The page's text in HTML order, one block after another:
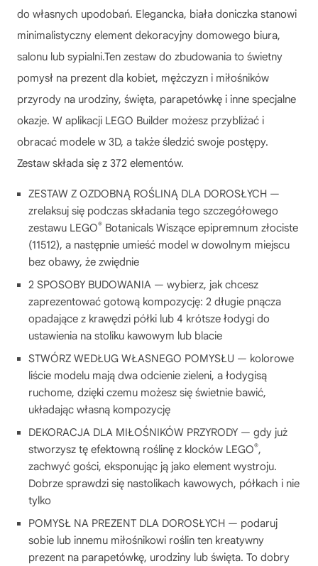
do własnych upodobań. Elegancka, biała doniczka stanowi
minimalistyczny element dekoracyjny domowego biura,
salonu lub sypialni.Ten zestaw do zbudowania to świetny
pomysł na prezent dla kobiet, mężczyzn i miłośników
przyrody na urodziny, święta, parapetówkę i inne specjalne
okazje. W aplikacji LEGO Builder możesz przybliżać i
obracać modele w 3D, a także śledzić swoje postępy.
Zestaw składa się z 372 elementów.
ZESTAW Z OZDOBNĄ ROŚLINĄ DLA DOROSŁYCH —
zrelaksuj się podczas składania tego szczegółowego
zestawu LEGO® Botanicals Wiszące epipremnum złociste
(11512), a następnie umieść model w dowolnym miejscu
bez obawy, że zwiędnie
2 SPOSOBY BUDOWANIA — wybierz, jak chcesz
zaprezentować gotową kompozycję: 2 długie pnącza
opadające z krawędzi półki lub 4 krótsze łodygi do
ustawienia na stoliku kawowym lub blacie
STWÓRZ WEDŁUG WŁASNEGO POMYSŁU — kolorowe
liście modelu mają dwa odcienie zieleni, a łodygisą
ruchome, dzięki czemu możesz się świetnie bawić,
układając własną kompozycję
DEKORACJA DLA MIŁOŚNIKÓW PRZYRODY — gdy już
stworzysz tę efektowną roślinę z klocków LEGO®,
zachwyć gości, eksponując ją jako element wystroju.
Dobrze sprawdzi się nastolikach kawowych, półkach i nie
tylko
POMYSŁ NA PREZENT DLA DOROSŁYCH — podaruj
sobie lub innemu miłośnikowi roślin ten kreatywny
prezent na parapetówkę, urodziny lub święta. To dobry